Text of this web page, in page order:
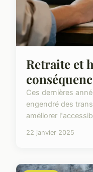
Retraite et
Ces dernières
engendré des
améliorer
22 janvier 2025